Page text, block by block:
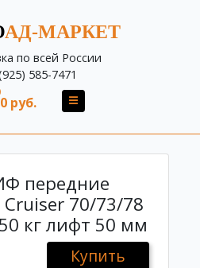
АД-МАРКЕТ
по всей России
585-7471
0 руб.
передние
70/73/78
кг лифт 50 мм
Купить